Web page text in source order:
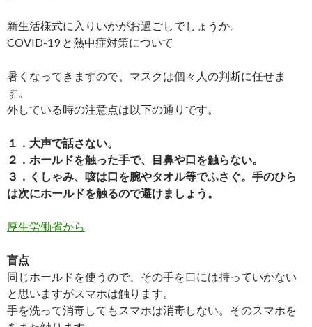
新生活様式に入りいかがお過ごしでしょうか。
COVID-19 と熱中症対策について
暑くなってきますので、マスクは個々人の判断に任せま
す。
外している時の注意点は以下の通りです。
１．大声で話さない。
２．ホールドを触った手で、目鼻や口を触らない。
３．くしゃみ、咳は口を腕やタオル等でふさぐ。手のひら
は次にホールドを触るので避けましょう。
厚生労働省から
盲点
同じホールドを使うので、その手を口には持っていかない
と思いますがスマホは触ります。
手を洗って消毒してもスマホは消毒しない。そのスマホを